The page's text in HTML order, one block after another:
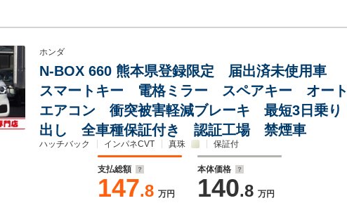
ホンダ
N-BOX 660 熊本県登録限定 届出済未使用車
スマートキー 電格ミラー スペアキー オート
エアコン 衝突被害軽減ブレーキ 最短3日乗り
出し 全車種保証付き 認証工場 禁煙車
ハッチバック インパネCVT 真珠 保証付
支払総額
147.8 万円
本体価格
140.8 万円